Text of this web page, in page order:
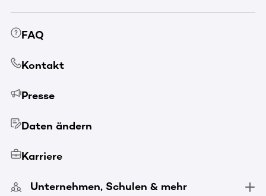
FAQ
Kontakt
Presse
Daten ändern
Karriere
Unternehmen, Schulen & mehr